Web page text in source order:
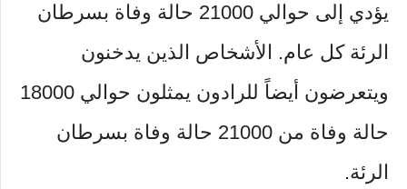
يؤدي إلى حوالي 21000 حالة وفاة بسرطان
الرئة كل عام. الأشخاص الذين يدخنون
ويتعرضون أيضاً للرادون يمثلون حوالي 18000
حالة وفاة من 21000 حالة وفاة بسرطان
الرئة.